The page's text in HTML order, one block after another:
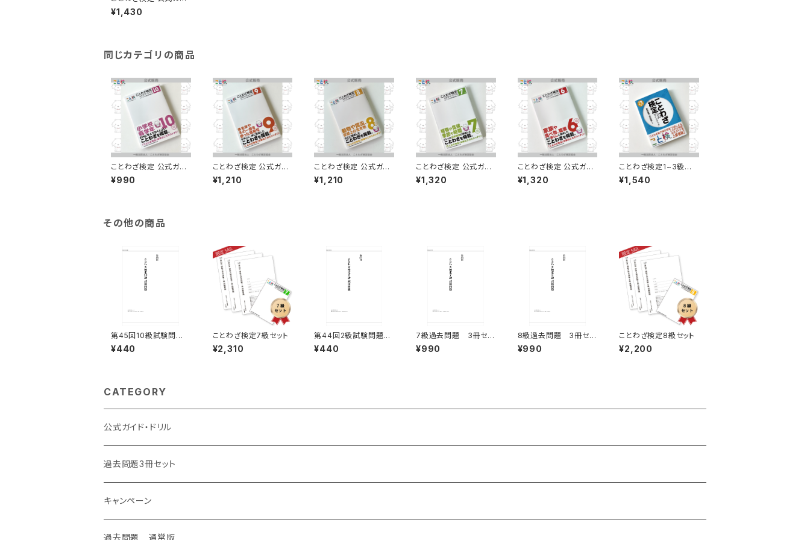
ド&ドリル 4・5級
¥1,430
同じカテゴリの商品
ことわざ検定 公式ガイ
ド&ドリル 10級
¥990
ことわざ検定 公式ガイ
ド&ドリル 9級
¥1,210
ことわざ検定 公式ガイ
ド&ドリル 8級
¥1,210
ことわざ検定 公式ガイ
ド&ドリル 7級
¥1,320
ことわざ検定 公式ガイ
ド&ドリル 6級
¥1,320
ことわざ検定1~3級対
応 公式ガイドブック
下巻
¥1,540
その他の商品
第45回10級試験問
題 通常版
¥440
ことわざ検定7級セット
¥2,310
第44回2級試験問題
通常版
¥440
7級過去問題 3冊セッ
ト
¥990
8級過去問題 3冊セッ
ト
¥990
ことわざ検定8級セット
¥2,200
CATEGORY
公式ガイド・ドリル
過去問題3冊セット
キャンペーン
過去問題 通常版